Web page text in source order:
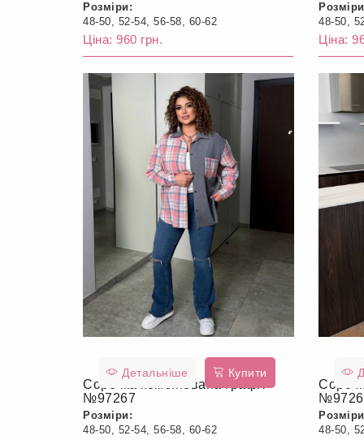
Розміри:
48-50, 52-54, 56-58, 60-62
Ціна: 960 грн.
48-50,
Ціна:
Детальніше Купити
Сорочка комбінована графіт
№97267
Розміри:
48-50, 52-54, 56-58, 60-62
48-50,